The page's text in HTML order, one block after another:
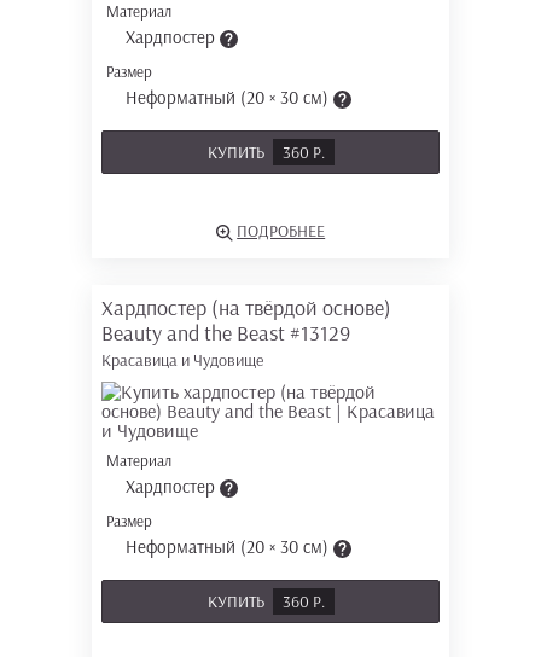
Материал
Хардпостер
Размер
Неформатный (20 × 30 см)
КУПИТЬ 360 Р.
ПОДРОБНЕЕ
Хардпостер (на твёрдой основе)
Beauty and the Beast #13129
Красавица и Чудовище
Материал
Хардпостер
Размер
Неформатный (20 × 30 см)
КУПИТЬ 360 Р.